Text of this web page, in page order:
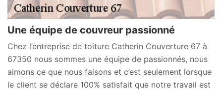
Une équipe de couvreur passionné
Chez l’entreprise de toiture Catherin Couverture 67 à
67350 nous sommes une équipe de passionnés, nous
aimons ce que nous faisons et c’est seulement lorsque
le client se déclare 100% satisfait que notre travail est